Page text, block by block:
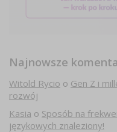
Najnowsze
Witold Rycio o Gen Z i
rozwój
Kasia o Sposób na
językowych znaleziony!